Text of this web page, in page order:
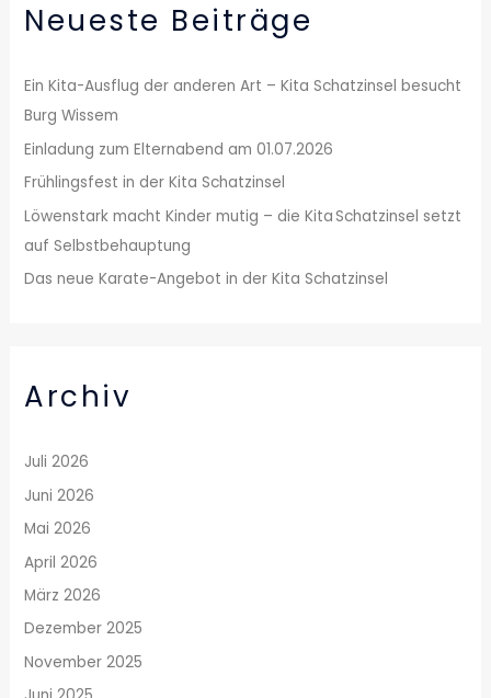
e
:
Neueste Beiträge
Ein Kita-Ausflug der anderen Art – Kita Schatzinsel besucht
Burg Wissem
Einladung zum Elternabend am 01.07.2026
Frühlingsfest in der Kita Schatzinsel
Löwenstark macht Kinder mutig – die Kita Schatzinsel setzt
auf Selbstbehauptung
Das neue Karate-Angebot in der Kita Schatzinsel
Archiv
Juli 2026
Juni 2026
Mai 2026
April 2026
März 2026
Dezember 2025
November 2025